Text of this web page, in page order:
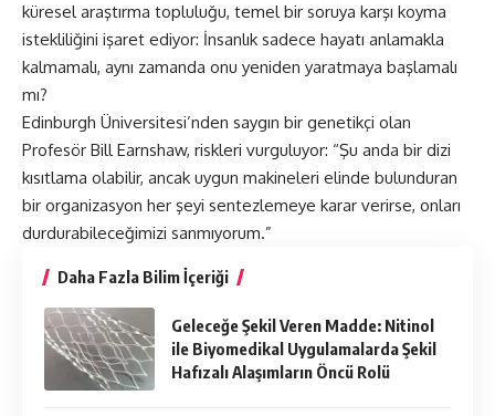
küresel araştırma topluluğu, temel bir soruya karşı koyma
istekliliğini işaret ediyor: İnsanlık sadece hayatı anlamakla
kalmamalı, aynı zamanda onu yeniden yaratmaya başlamalı
mı?
Edinburgh Üniversitesi’nden saygın bir genetikçi olan
Profesör Bill Earnshaw, riskleri vurguluyor: “Şu anda bir dizi
kısıtlama olabilir, ancak uygun makineleri elinde bulunduran
bir organizasyon her şeyi sentezlemeye karar verirse, onları
durdurabileceğimizi sanmıyorum.”
Daha Fazla Bilim İçeriği
Geleceğe Şekil Veren Madde: Nitinol
ile Biyomedikal Uygulamalarda Şekil
Hafızalı Alaşımların Öncü Rolü